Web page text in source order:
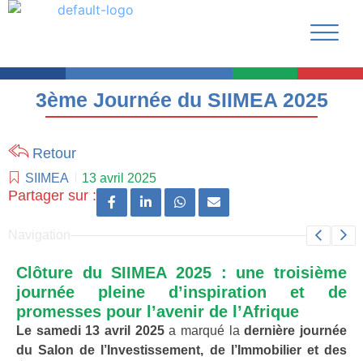
3ème Journée du SIIMEA 2025
Retour
SIIMEA 13 avril 2025
Partager sur :
Clôture du SIIMEA 2025 : une troisième
journée pleine d’inspiration et de
promesses pour l’avenir de l’Afrique
Le samedi 13 avril 2025a marqué ladernière journée
du Salon de l’Investissement, de l’Immobilier et des